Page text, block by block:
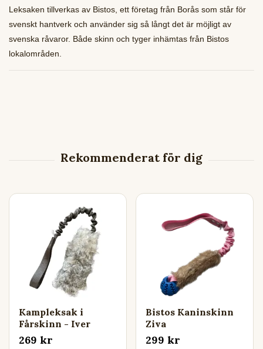
Leksaken tillverkas av Bistos, ett företag från Borås som står för
svenskt hantverk och använder sig så långt det är möjligt av
svenska råvaror. Både skinn och tyger inhämtas från Bistos
lokalområden.
Kampleksak i
Fårskinn - Iver
269 kr
Bistos Kaninskinn
Ziva
299 kr